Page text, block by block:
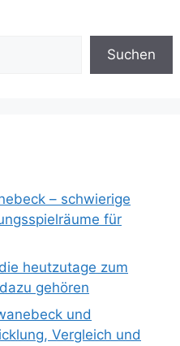
Suchen
– schwierige
für
heutzutage zum
gehören
und
Vergleich und